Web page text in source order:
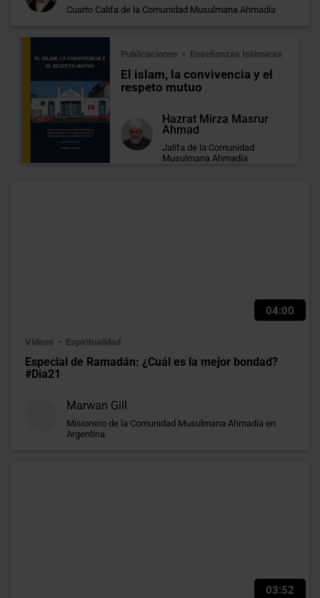
Cuarto Califa de la Comunidad Musulmana Ahmadía
Publicaciones Enseñanzas Islámicas
El islam, la convivencia y el
respeto mutuo
Hazrat Mirza Masrur
Ahmad
Jalifa de la Comunidad
Musulmana Ahmadía
04:00
Videos Espiritualidad
Especial de Ramadán: ¿Cuál es la mejor bondad?
#Dia21
Marwan Gill
Misionero de la Comunidad Musulmana Ahmadía en
Argentina
03:52